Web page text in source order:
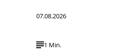
07.08.2026
1 Min.